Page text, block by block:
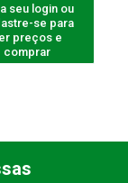
seu login ou
se para
preços e
comprar